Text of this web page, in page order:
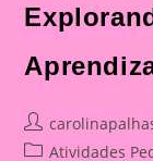
Post
author:
PostAtividades